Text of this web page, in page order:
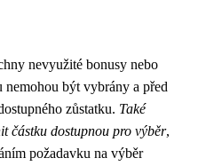
nevyužité bonusy nebo
být vybrány a před
zůstatku. Také
částku dostupnou pro výběr,
požadavku na výběr